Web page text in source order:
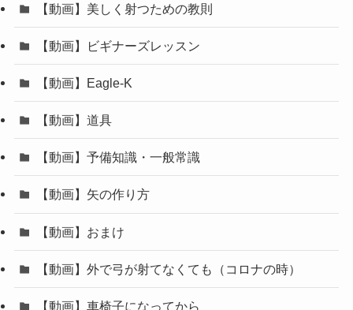
【動画】美しく射つための教則
【動画】ビギナーズレッスン
【動画】Eagle-K
【動画】道具
【動画】予備知識・一般常識
【動画】矢の作り方
【動画】おまけ
【動画】外で弓が射てなくても（コロナの時）
【動画】車椅子になってから